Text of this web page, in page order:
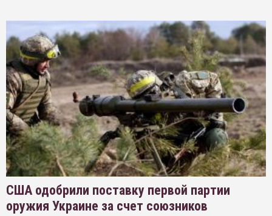
США одобрили поставку первой партии
оружия Украине за счет союзников